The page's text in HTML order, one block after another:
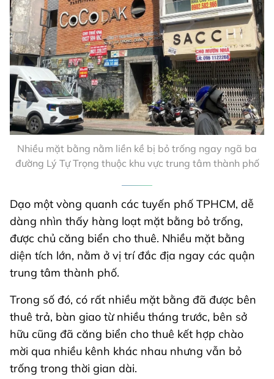
Nhiều mặt bằng nằm liền kề bị bỏ trống ngay ngã ba
đường Lý Tự Trọng thuộc khu vực trung tâm thành phố
Dạo một vòng quanh các tuyến phố TPHCM, dễ
dàng nhìn thấy hàng loạt mặt bằng bỏ trống,
được chủ căng biển cho thuê. Nhiều mặt bằng
diện tích lớn, nằm ở vị trí đắc địa ngay các quận
trung tâm thành phố.
Trong số đó, có rất nhiều mặt bằng đã được bên
thuê trả, bàn giao từ nhiều tháng trước, bên sở
hữu cũng đã căng biển cho thuê kết hợp chào
mời qua nhiều kênh khác nhau nhưng vẫn bỏ
trống trong thời gian dài.